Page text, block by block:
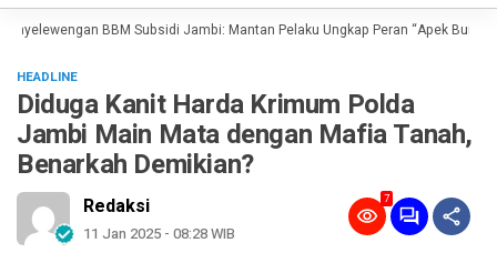
BBM Subsidi Jambi: Mantan Pelaku Ungkap Peran “Apek Bungo”
HEADLINE
Diduga Kanit Harda Krimum Polda
Jambi Main Mata dengan Mafia Tanah,
Benarkah Demikian?
Redaksi
11 Jan 2025 - 08:28 WIB
7